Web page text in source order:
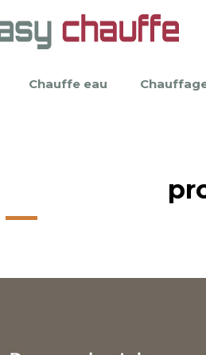
Chauffe eau